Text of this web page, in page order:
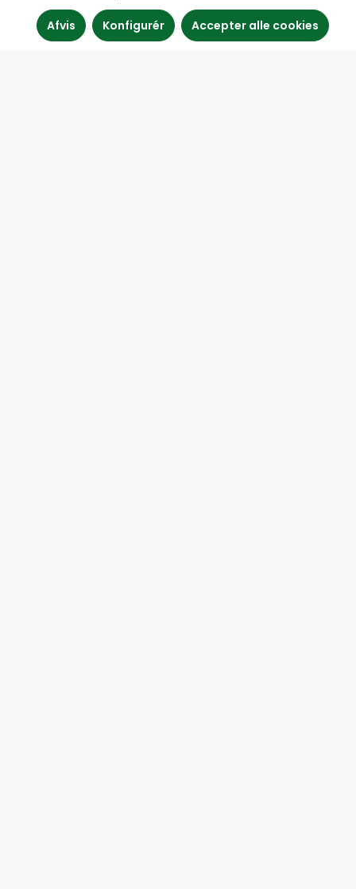
#Knastfyld
Afvis Konfigurér Accepter alle cookies